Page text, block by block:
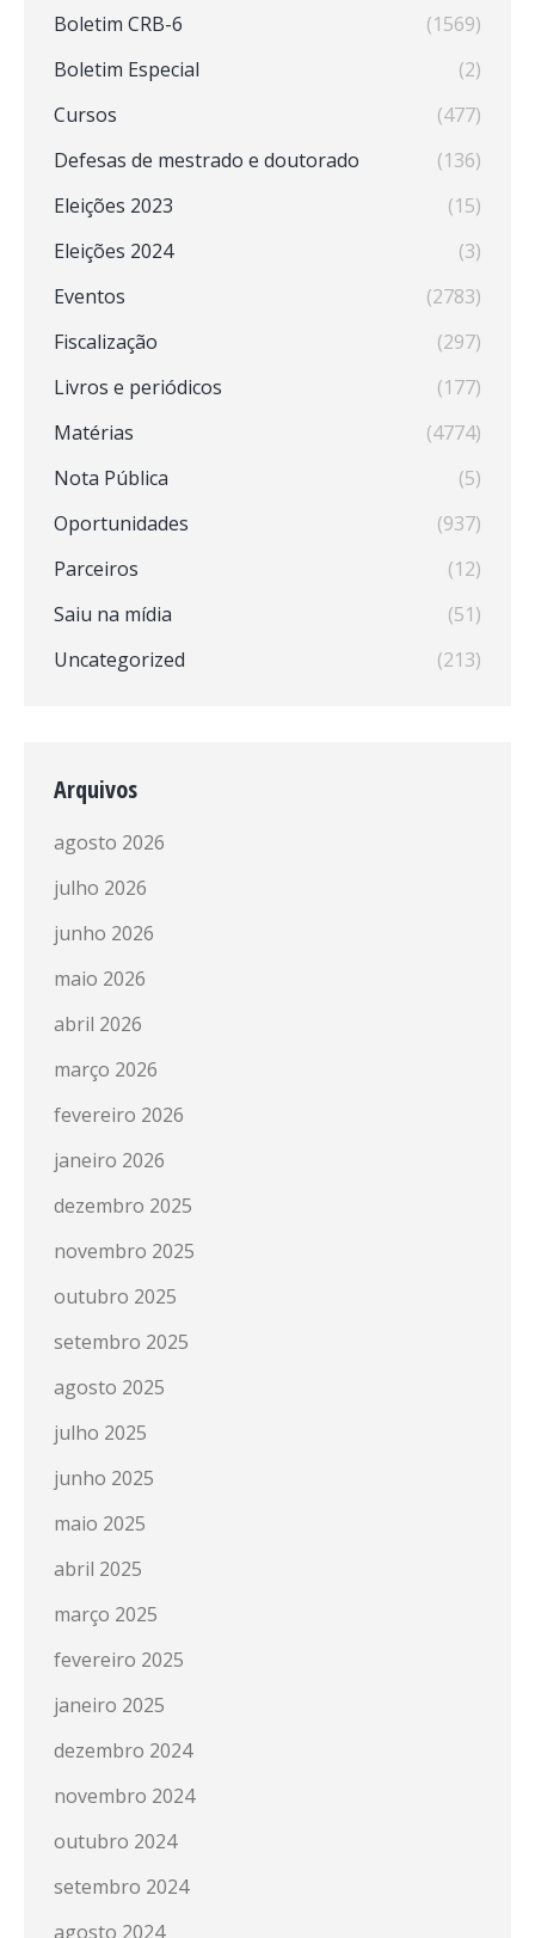
Boletim CRB-6
(1569)
Boletim Especial
(2)
Cursos
(477)
Defesas de mestrado e doutorado
(136)
Eleições 2023
(15)
Eleições 2024
(3)
Eventos
(2783)
Fiscalização
(297)
Livros e periódicos
(177)
Matérias
(4774)
Nota Pública
(5)
Oportunidades
(937)
Parceiros
(12)
Saiu na mídia
(51)
Uncategorized
(213)
Arquivos
agosto 2026
julho 2026
junho 2026
maio 2026
abril 2026
março 2026
fevereiro 2026
janeiro 2026
dezembro 2025
novembro 2025
outubro 2025
setembro 2025
agosto 2025
julho 2025
junho 2025
maio 2025
abril 2025
março 2025
fevereiro 2025
janeiro 2025
dezembro 2024
novembro 2024
outubro 2024
setembro 2024
agosto 2024